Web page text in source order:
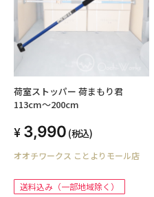
荷室ストッパー 荷まもり君
113cm〜200cm
3,990 (税込)
オオチワークス ことよりモール店
送料込み（一部地域除く）